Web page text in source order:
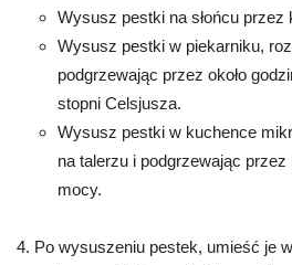
Wysusz pestki na słońcu przez
Wysusz pestki w piekarniku,
podgrzewając przez około
stopni Celsjusza.
Wysusz pestki w kuchence
na talerzu i podgrzewając
mocy.
Po wysuszeniu pestek, umieść je